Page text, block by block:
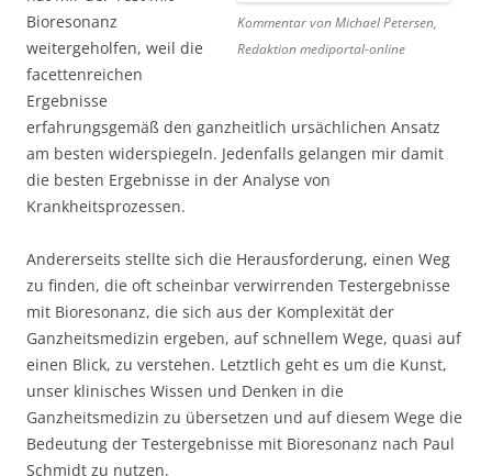
Kommentar von Michael Petersen,
Redaktion mediportal-online
Bioresonanz
weitergeholfen, weil die
facettenreichen
Ergebnisse
erfahrungsgemäß den ganzheitlich ursächlichen Ansatz
am besten widerspiegeln. Jedenfalls gelangen mir damit
die besten Ergebnisse in der Analyse von
Krankheitsprozessen.
Andererseits stellte sich die Herausforderung, einen Weg
zu finden, die oft scheinbar verwirrenden Testergebnisse
mit Bioresonanz, die sich aus der Komplexität der
Ganzheitsmedizin ergeben, auf schnellem Wege, quasi auf
einen Blick, zu verstehen. Letztlich geht es um die Kunst,
unser klinisches Wissen und Denken in die
Ganzheitsmedizin zu übersetzen und auf diesem Wege die
Bedeutung der Testergebnisse mit Bioresonanz nach Paul
Schmidt zu nutzen.